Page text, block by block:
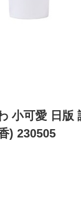
小可愛 日版
) 230505